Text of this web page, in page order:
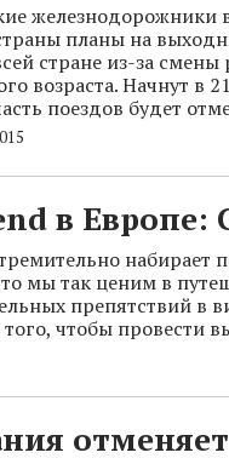
железнодорожники
планы на
стране из-за
возраста. Начнут в
поездов будет
в Европе:
набирает
мы так ценим в
препятствий в
чтобы провести